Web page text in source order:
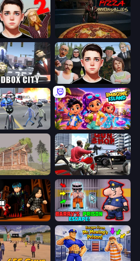
Escape 2 Pizza Anomalies
City Schoolboy Escape: Runaway
Amazing Crime Strange Stickman Imagine Island
The Forest Grand Action Simulator: New York
Obby Challenge: Prison Run Barry's Prison Escape!